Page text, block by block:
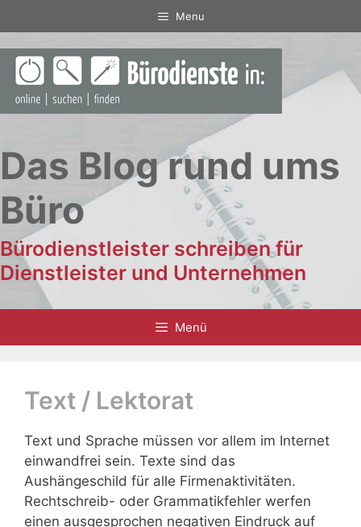
Inhalt
springen
Menu
Das Blog rund ums
Büro
Bürodienstleister schreiben für
Dienstleister und Unternehmen
Menü
Text / Lektorat
Text und Sprache müssen vor allem im Internet
einwandfrei sein. Texte sind das
Aushängeschild für alle Firmenaktivitäten.
Rechtschreib- oder Grammatikfehler werfen
einen ausgesprochen negativen Eindruck auf